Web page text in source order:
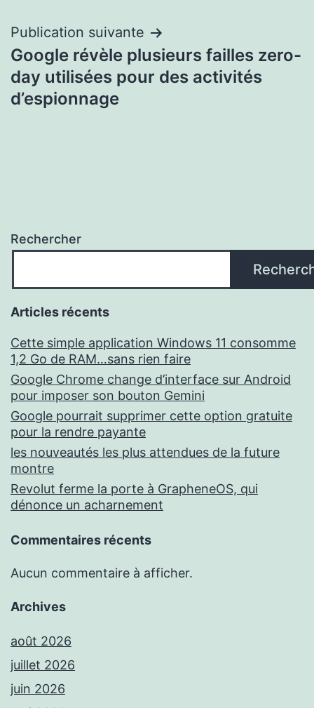
Publication suivante
Google révèle plusieurs failles zero-
day utilisées pour des activités
d’espionnage
Rechercher
Articles récents
Cette simple application Windows 11 consomme
1,2 Go de RAM…sans rien faire
Google Chrome change d’interface sur Android
pour imposer son bouton Gemini
Google pourrait supprimer cette option gratuite
pour la rendre payante
les nouveautés les plus attendues de la future
montre
Revolut ferme la porte à GrapheneOS, qui
dénonce un acharnement
Commentaires récents
Aucun commentaire à afficher.
Archives
août 2026
juillet 2026
juin 2026